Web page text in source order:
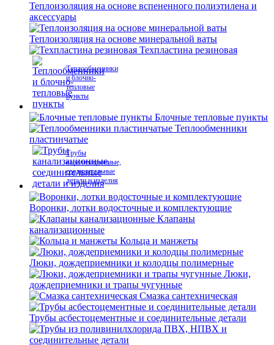
Теплоизоляция на основе вспененного полиэтилена и
аксессуары
Теплоизоляция на основе минеральной ваты
Техпластина резиновая
Теплообменники
и блочно-
тепловые
пункты
Блочные тепловые пункты
Теплообменники
пластинчатые
Трубы
канализационные,
соединительные
детали и изделия
Воронки, лотки водосточные и комплектующие
Клапаны
канализационные
Кольца и манжеты
Люки, дождеприемники и колодцы полимерные
Люки,
дождеприемники и трапы чугунные
Смазка сантехническая
Трубы асбестоцементные и соединительные детали